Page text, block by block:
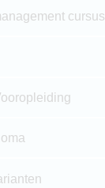
cursus